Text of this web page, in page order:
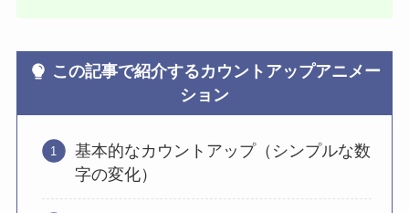
この記事で紹介するカウントアップアニメー
ション
基本的なカウントアップ（シンプルな数
字の変化）